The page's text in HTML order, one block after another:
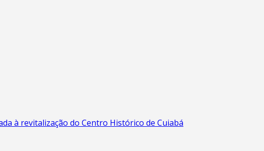
à revitalização do Centro Histórico de Cuiabá